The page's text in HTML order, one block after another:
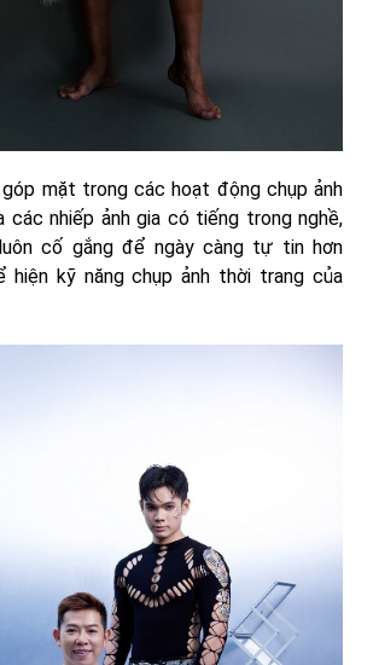
mặt trong các hoạt động chụp ảnh
các nhiếp ảnh gia có tiếng trong nghề,
cố gắng để ngày càng tự tin hơn
hiện kỹ năng chụp ảnh thời trang của